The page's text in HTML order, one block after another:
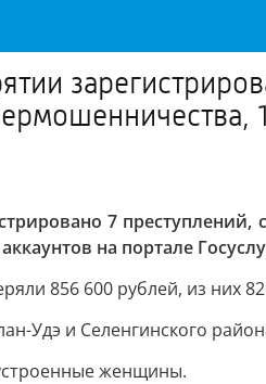
7
на портале
856 600 рублей, из них
Удэ и Селенгинского
женщины.